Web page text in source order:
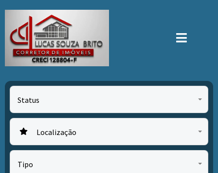
Status
Localização
Tipo